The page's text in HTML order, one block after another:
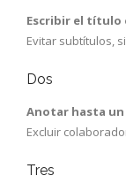
Escribir el título
Evitar subtítulos,
Dos
Anotar hasta
Excluir
Tres